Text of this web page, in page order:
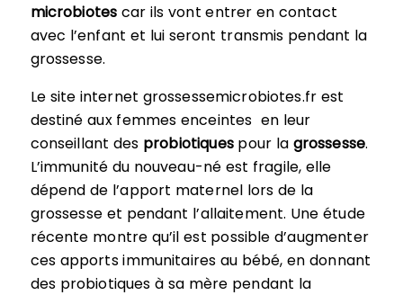
microbiotes car ils vont entrer en contact
avec l’enfant et lui seront transmis pendant la
grossesse.
Le site internet grossessemicrobiotes.fr est
destiné aux femmes enceintes en leur
conseillant des probiotiquespour la grossesse.
L’immunité du nouveau-né est fragile, elle
dépend de l’apport maternel lors de la
grossesse et pendant l’allaitement. Une étude
récente montre qu’il est possible d’augmenter
ces apports immunitaires au bébé, en donnant
des probiotiques à sa mère pendant la